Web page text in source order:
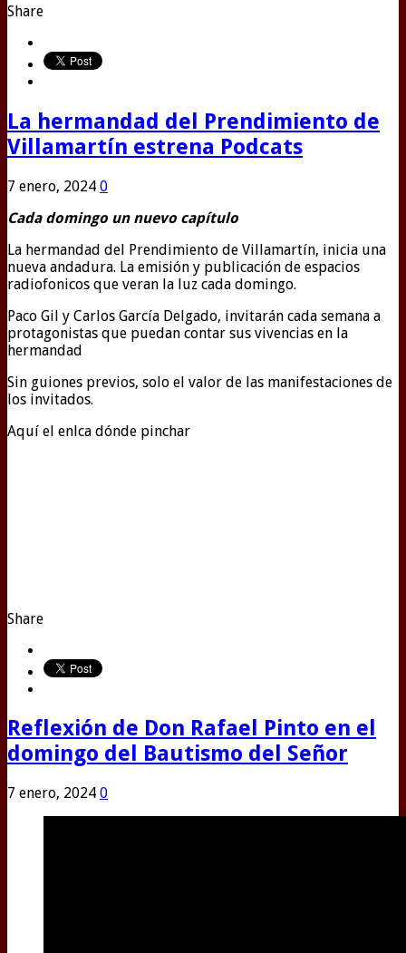
Share
La hermandad del Prendimiento de
Villamartín estrena Podcats
7 enero, 2024 0
Cada domingo un nuevo capítulo
La hermandad del Prendimiento de Villamartín, inicia una
nueva andadura. La emisión y publicación de espacios
radiofonicos que veran la luz cada domingo.
Paco Gil y Carlos García Delgado, invitarán cada semana a
protagonistas que puedan contar sus vivencias en la
hermandad
Sin guiones previos, solo el valor de las manifestaciones de
los invitados.
Aquí el enlca dónde pinchar
Share
Reflexión de Don Rafael Pinto en el
domingo del Bautismo del Señor
7 enero, 2024 0